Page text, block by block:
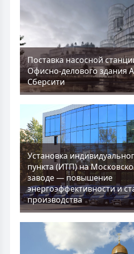
Поставка насосной
Офисно-делового здания
Сберсити
Установка
пункта (ИТП) на
заводе — повышение
энергоэффективности и
производства